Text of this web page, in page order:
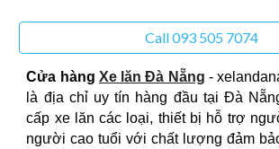
Call 093 505 7074
Cửa hàng Xe lăn Đà Nẵng -
là địa chỉ uy tín hàng đầu tại Đà
cấp xe lăn các loại, thiết bị hỗ trợ
người cao tuổi với chất lượng đảm